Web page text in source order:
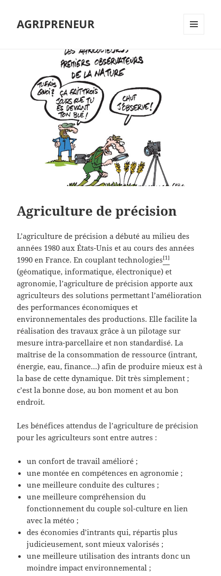
AGRIPRENEUR
Agriculture de précision
L’agriculture de précision a débuté au milieu des
années 1980 aux États-Unis et au cours des années
1990 en France. En couplant technologies[1]
(géomatique, informatique, électronique) et
agronomie, l’agriculture de précision apporte aux
agriculteurs des solutions permettant l’amélioration
des performances économiques et
environnementales des productions. Elle facilite la
réalisation des travaux grâce à un pilotage sur
mesure intra-parcellaire et non standardisé. La
maîtrise de la consommation de ressource (intrant,
énergie, eau, finance…) afin de produire mieux est à
la base de cette dynamique. Dit très simplement ;
c’est la bonne dose, au bon moment et au bon
endroit.
Les bénéfices attendus de l’agriculture de précision
pour les agriculteurs sont entre autres :
un confort de travail amélioré ;
une montée en compétences en agronomie ;
une meilleure conduite des cultures ;
une meilleure compréhension du
fonctionnement du couple sol-culture en lien
avec la météo ;
des économies d’intrants qui, répartis plus
judicieusement, sont mieux valorisés ;
une meilleure utilisation des intrants donc un
moindre impact environnemental ;